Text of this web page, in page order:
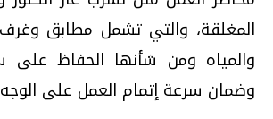
المغلقة، والتي تشمل مطابق
والمياه ومن شأنها الحفاظ على
وضمان سرعة إتمام العمل على الوجه